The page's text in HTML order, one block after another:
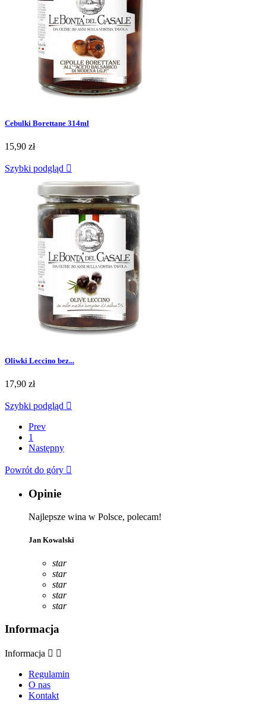
Cebulki Borettane 314ml
15,90 zł
Szybki podgląd 
Oliwki Leccino bez...
17,90 zł
Szybki podgląd 
Prev
1
Następny
Powrót do góry 
Opinie
Najlepsze wina w Polsce, polecam!
Jan Kowalski
star
star
star
star
star
Informacja
Informacja  
Regulamin
O nas
Kontakt